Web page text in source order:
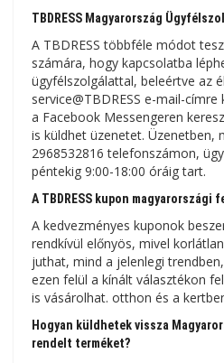
TBDRESS Magyarország
A TBDRESS többféle módot
számára, hogy kapcsolatba
ügyfélszolgálattal, beleértve az
service@TBDRESS e-mail-
a Facebook Messengeren
is küldhet üzenetet. Üzenetben,
2968532816 telefonszámon,
péntekig 9:00-18:00 óráig tart.
A TBDRESS kupon magyarországi
A kedvezményes kuponok
rendkívül előnyös, mivel
juthat, mind a jelenlegi
ezen felül a kínált választékon
is vásárolhat. otthon és a
Hogyan küldhetek vissza
rendelt terméket?